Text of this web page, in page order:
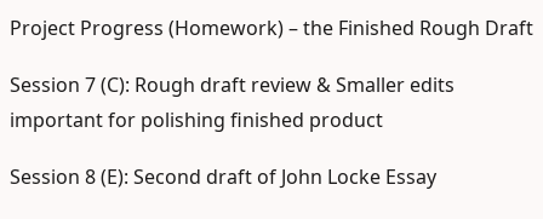
Project Progress (Homework) – the Finished Rough Draft
Session 7 (C): Rough draft review & Smaller edits
important for polishing finished product
Session 8 (E): Second draft of John Locke Essay